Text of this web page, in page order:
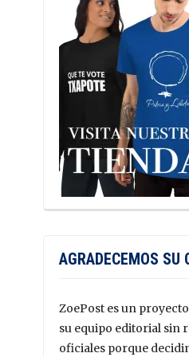
AGRADECEMOS SU
ZoePost es un
su equipo editorial sin
oficiales porque